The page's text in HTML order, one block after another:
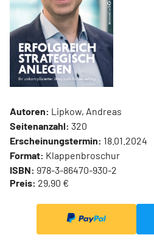
Autoren: Lipkow, Andreas
Seitenanzahl: 320
Erscheinungstermin: 18.01.2024
Format: Klappenbroschur
ISBN: 978-3-86470-930-2
Preis: 29,90 €